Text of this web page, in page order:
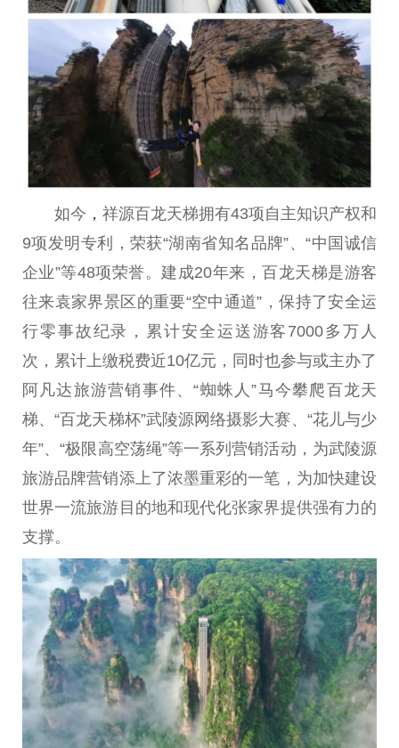
如今 ， 祥源百龙天梯拥有43项自主知识产权和
9项发明专利，荣获“湖南省知名品牌”、“中国 诚信
企业”等48项荣誉。建成20年来，百龙天梯是游客
往来袁家界景区的重要“空中通道”，保持了安全运
行零事故纪录，累计安全运送游客7000多万人
次，累计上缴税费近10亿元，同时也参与或主办了
阿凡达旅游营销事件、“蜘蛛人”马今攀爬百龙天
梯、“百龙天梯杯”武陵源网络摄影大赛 、“花儿与少
年”、“极限高空荡绳”等一系列营销活动，为武陵源
旅游品牌营销添上了浓墨重彩的一笔，为加快建设
世界一流旅游目的地和现代化张家界提供强有力的
支撑。